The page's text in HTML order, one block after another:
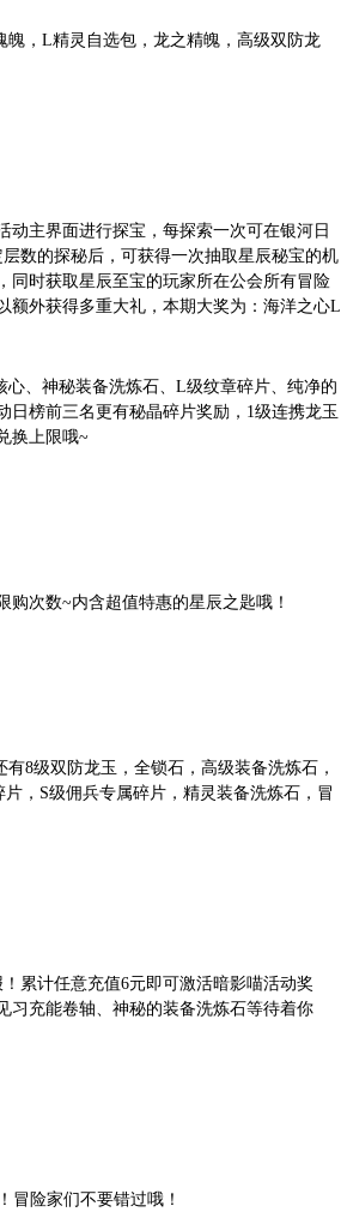
，L精灵自选包，龙之精魄，高级双防龙
主界面进行探宝，每探索一次可在银河日
数的探秘后，可获得一次抽取星辰秘宝的机
同时获取星辰至宝的玩家所在公会所有冒险
额外获得多重大礼，本期大奖为：海洋之心L
、神秘装备洗炼石、L级纹章碎片、纯净的
榜前三名更有秘晶碎片奖励，1级连携龙玉
换上限哦~
次数~内含超值特惠的星辰之匙哦！
8级双防龙玉，全锁石，高级装备洗炼石，
，S级佣兵专属碎片，精灵装备洗炼石，冒
累计任意充值6元即可激活暗影喵活动奖
习充能卷轴、神秘的装备洗炼石等待着你
冒险家们不要错过哦！